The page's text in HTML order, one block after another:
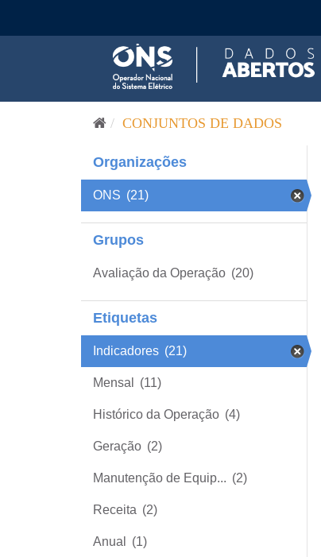
CONJUNTOS DE DADOS
Organizações
ONS (21)
Grupos
Avaliação da Operação (20)
Etiquetas
Indicadores (21)
Mensal (11)
Histórico da Operação (4)
Geração (2)
Manutenção de Equip... (2)
Receita (2)
Anual (1)